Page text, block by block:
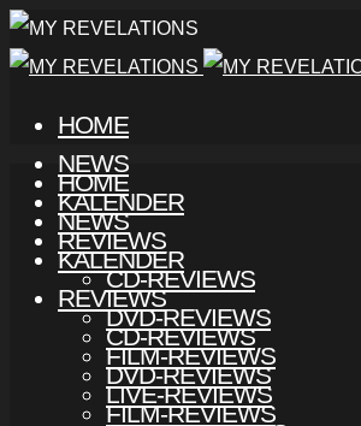
HOME
NEWS
KALENDER
REVIEWS
CD-REVIEWS
DVD-REVIEWS
FILM-REVIEWS
LIVE-REVIEWS
HOME
NEWS
KALENDER
REVIEWS
CD-REVIEWS
DVD-REVIEWS
FILM-REVIEWS